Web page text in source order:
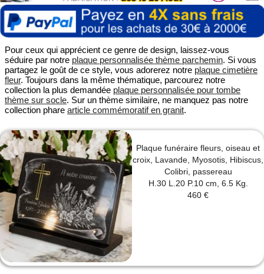
Pour ceux qui apprécient ce genre de design, laissez-vous
séduire par notre plaque personnalisée thème parchemin. Si vous
partagez le goût de ce style, vous adorerez notre plaque cimetière
fleur. Toujours dans la même thématique, parcourez notre
collection la plus demandée plaque personnalisée pour tombe
thème sur socle. Sur un thème similaire, ne manquez pas notre
collection phare article commémoratif en granit.
Plaque funéraire fleurs, oiseau et
croix, Lavande, Myosotis, Hibiscus,
Colibri, passereau
H.30 L.20 P.10 cm, 6.5 Kg.
460 €